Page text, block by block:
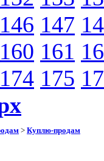
146 147
160 161
174 175
> Куплю-продам